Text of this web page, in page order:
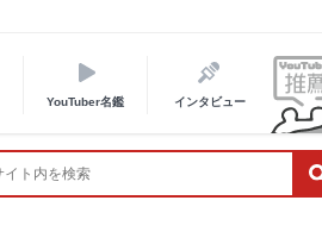
YouTuber名鑑 インタビュー